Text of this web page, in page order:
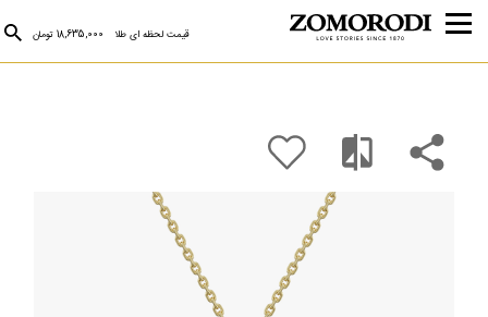
قیمت لحظه ای طلا 18,635,000 تومان